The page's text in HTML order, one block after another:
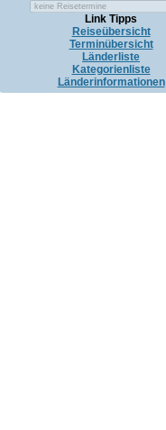
Link Tipps
Reiseübersicht
Terminübersicht
Länderliste
Kategorienliste
Länderinformationen